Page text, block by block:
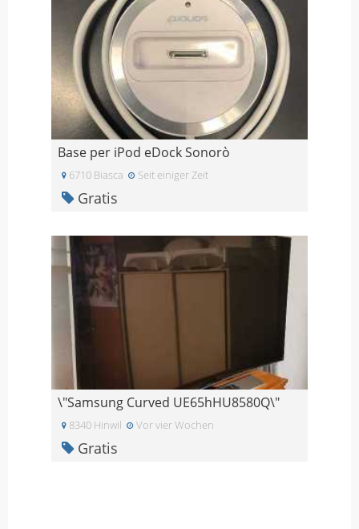
Base per iPod eDock Sonorò
6710 Biasca Seit einiger Zeit
Gratis
\"Samsung Curved UE65hHU8580Q\"
8340 Hinwil Vor vier Wochen
Gratis